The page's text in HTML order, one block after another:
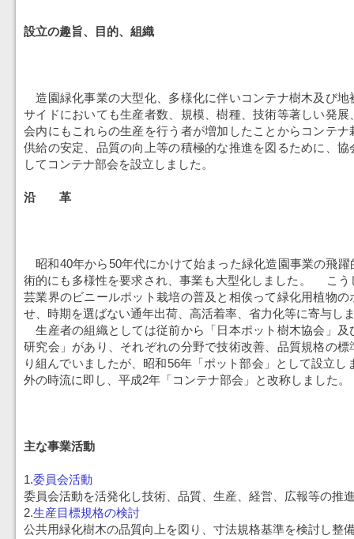
設立の趣旨、目的、組織
造園緑化事業の大型化、多様化に伴いコンテナ樹木及び地
サイドにおいても生産者数、規模、樹種、技術等著しい発
会内にもこれらの生産を行う者が増加したことからコンテ
供給の安定、品質の向上等の積極的な推進を図るために、
してコンテナ部会を設立しました。
沿 革
昭和40年から50年代にかけて始まった緑化造園事業の飛躍
術的にも多様性を要求され、事業も大型化しました。 こう
芸業界のビニールポット栽培の普及と相俟って緑化用植物
せ、時期を選ばない通年出荷、高活着率、省力化等に寄与し
生産者の組織としては従前から「日本ポット樹木協会」及
研究会」があり、それぞれの分野で技術改善、品質規格の
り組んでいましたが、昭和56年「ポット部会」として設立
外の時流に即し、平成2年「コンテナ部会」と改称しました。
主な事業活動
1.委員会活動
委員会活動を活発化し技術、品質、生産、経営、広報等の推
2.生産目標規格の検討
公共用緑化樹木の品質向上を図り、寸法規格基準を検討し整